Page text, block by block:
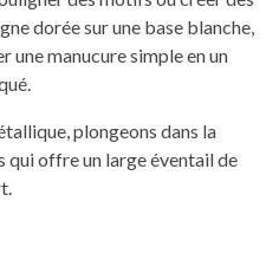
dorée sur une base blanche,
une manucure simple en un
plongeons dans la
qui offre un large éventail de